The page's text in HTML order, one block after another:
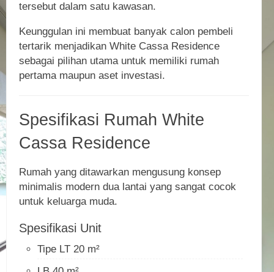
tersebut dalam satu kawasan.
Keunggulan ini membuat banyak calon pembeli
tertarik menjadikan White Cassa Residence
sebagai pilihan utama untuk memiliki rumah
pertama maupun aset investasi.
Spesifikasi Rumah White
Cassa Residence
Rumah yang ditawarkan mengusung konsep
minimalis modern dua lantai yang sangat cocok
untuk keluarga muda.
Spesifikasi Unit
Tipe LT 20 m²